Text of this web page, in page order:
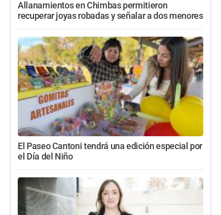
Allanamientos en Chimbas permitieron
recuperar joyas robadas y señalar a dos menores
El Paseo Cantoni tendrá una edición especial por
el Día del Niño